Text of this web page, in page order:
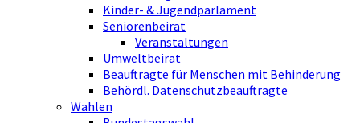
Kinder- & Jugendparlament
Seniorenbeirat
Veranstaltungen
Umweltbeirat
Beauftragte für Menschen mit Behinderung
Behördl. Datenschutzbeauftragte
Wahlen